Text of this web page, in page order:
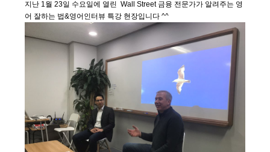
지난 1월 23일 수요일에 열린 Wall Street 금융 전문가가 알려주는 영
어 잘하는 법&영어인터뷰 특강 현장입니다 ^^